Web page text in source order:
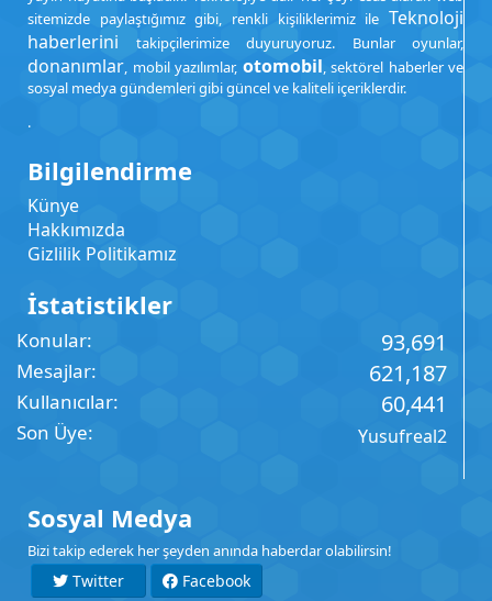
sitemizde paylaştığımız gibi, renkli kişiliklerimiz ile Teknoloji
haberlerini takipçilerimize duyuruyoruz. Bunlar oyunlar,
donanımlar, mobil yazılımlar, otomobil, sektörel haberler ve
sosyal medya gündemleri gibi güncel ve kaliteli içeriklerdir.
.
Bilgilendirme
Künye
Hakkımızda
Gizlilik Politikamız
İstatistikler
Konular 93,691
Mesajlar 621,187
Kullanıcılar 60,441
Son Üye Yusufreal2
Sosyal Medya
Bizi takip ederek her şeyden anında haberdar olabilirsin!
Twitter Facebook